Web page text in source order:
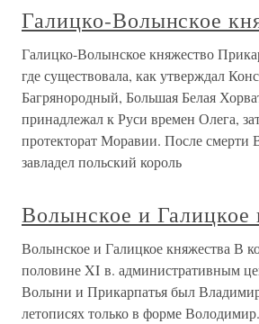
Галицко-Волынское
Галицко-Волынское княжество
где существовала, как утверждал
Багрянородный, Большая Белая
принадлежал к Руси времен Олега,
протекторат Моравии. После смерти
завладел польский король
Волынское и Галицкое
Волынское и Галицкое княжества В
половине XI в. административным
Волыни и Прикарпатья был
летописях только в форме